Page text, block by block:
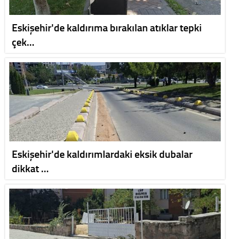
Eskişehir'de kaldırıma bırakılan atıklar tepki
çek…
Eskişehir'de kaldırımlardaki eksik dubalar
dikkat …